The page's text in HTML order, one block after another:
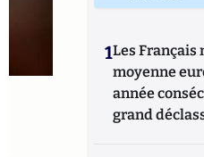
1Les Français
moyenne
année
grand